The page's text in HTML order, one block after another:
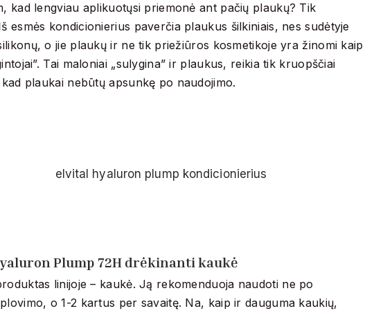
kad lengviau aplikuotųsi priemonė ant pačių plaukų? Tik
esmės kondicionierius paverčia plaukus šilkiniais, nes sudėtyje
o jie plaukų ir ne tik priežiūros kosmetikoje yra žinomi kaip
Tai maloniai „sulygina” ir plaukus, reikia tik kruopščiai
plaukai nebūtų apsunkę po naudojimo.
Plump 72H drėkinanti kaukė
linijoje – kaukė. Ją rekomenduoja naudoti ne po
o 1-2 kartus per savaitę. Na, kaip ir dauguma kaukių,